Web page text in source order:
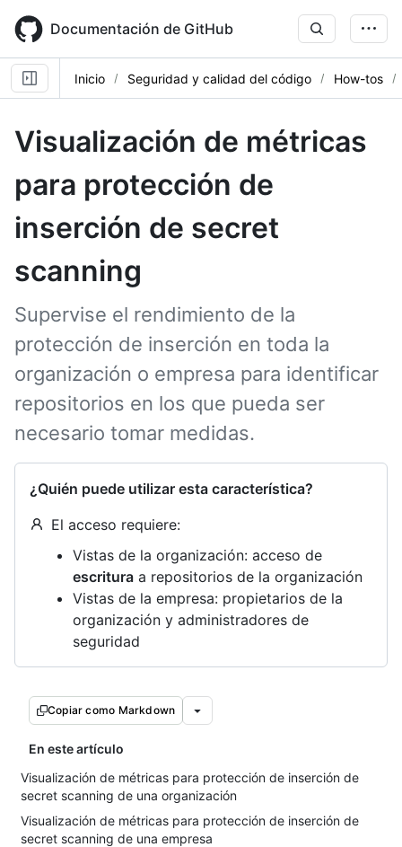
main
content
Documentación de GitHub
Inicio Seguridad y calidad del código How-tos
Visualización de métricas
para protección de
inserción de secret
scanning
Supervise el rendimiento de la
protección de inserción en toda la
organización o empresa para identificar
repositorios en los que pueda ser
necesario tomar medidas.
¿Quién puede utilizar esta característica?
El acceso requiere:
Vistas de la organización: acceso de
escritura a repositorios de la organización
Vistas de la empresa: propietarios de la
organización y administradores de
seguridad
Copiar como Markdown
En este artículo
Visualización de métricas para protección de inserción de
secret scanning de una organización
Visualización de métricas para protección de inserción de
secret scanning de una empresa